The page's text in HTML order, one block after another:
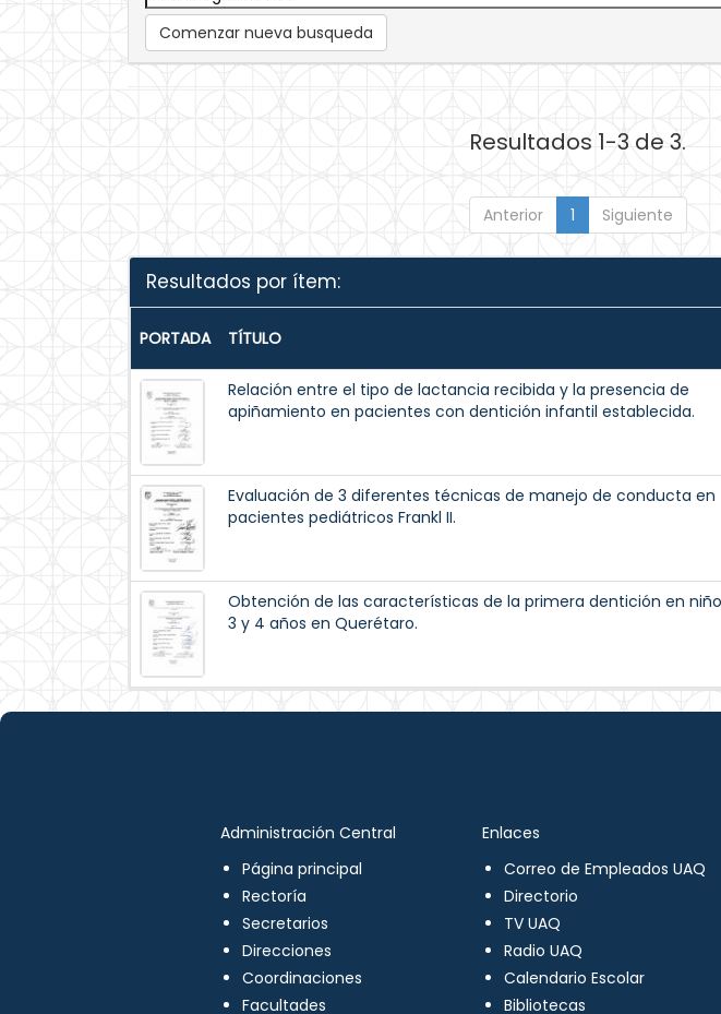
Comenzar nueva busqueda
Resultados 1-3 de 3.
Anterior 1 Siguiente
Resultados por ítem:
PORTADA TÍTULO
Relación entre el tipo de lactancia recibida y la presencia de
apiñamiento en pacientes con dentición infantil establecida.
Evaluación de 3 diferentes técnicas de manejo de conducta en
pacientes pediátricos Frankl II.
Obtención de las características de la primera dentición en
3 y 4 años en Querétaro.
Administración Central
Página principal
Rectoría
Secretarios
Direcciones
Coordinaciones
Facultades
Enlaces
Correo de Empleados UAQ
Directorio
TV UAQ
Radio UAQ
Calendario Escolar
Bibliotecas